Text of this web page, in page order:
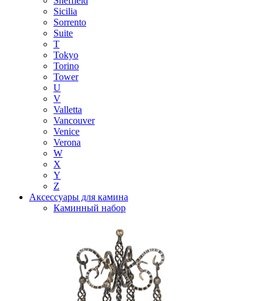
Sicilia
Sorrento
Suite
T
Tokyo
Torino
Tower
U
V
Valletta
Vancouver
Venice
Verona
W
X
Y
Z
Аксессуары для камина
Каминный набор